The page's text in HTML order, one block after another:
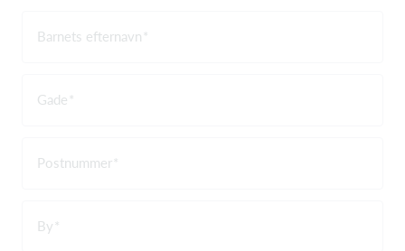
Barnets efternavn
Gade
Postnummer
By